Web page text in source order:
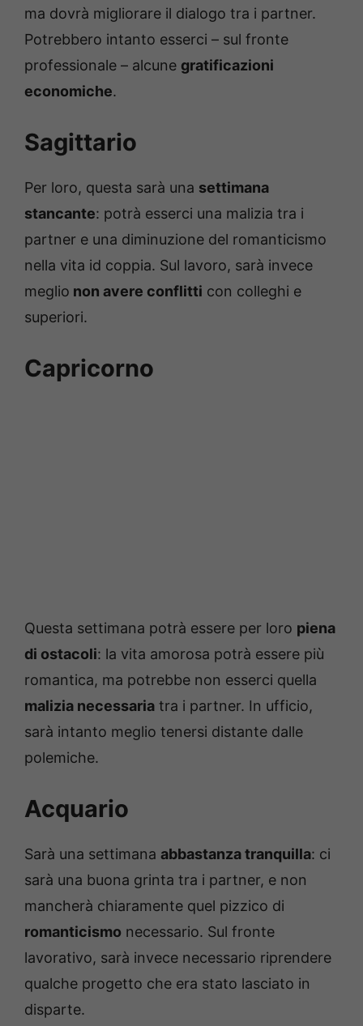
ma dovrà migliorare il dialogo tra i partner.
Potrebbero intanto esserci – sul fronte
professionale – alcune gratificazioni
economiche.
Sagittario
Per loro, questa sarà una settimana
stancante: potrà esserci una malizia tra i
partner e una diminuzione del romanticismo
nella vita id coppia. Sul lavoro, sarà invece
meglio non avere conflitti con colleghi e
superiori.
Capricorno
Questa settimana potrà essere per loro piena
di ostacoli: la vita amorosa potrà essere più
romantica, ma potrebbe non esserci quella
malizia necessaria tra i partner. In ufficio,
sarà intanto meglio tenersi distante dalle
polemiche.
Acquario
Sarà una settimana abbastanza tranquilla: ci
sarà una buona grinta tra i partner, e non
mancherà chiaramente quel pizzico di
romanticismo necessario. Sul fronte
lavorativo, sarà invece necessario riprendere
qualche progetto che era stato lasciato in
disparte.